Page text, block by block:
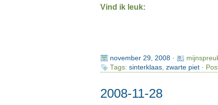
Vind ik leuk:
november 29, 2008·
Tags: sinterklaas, zwarte piet·
2008-11-28